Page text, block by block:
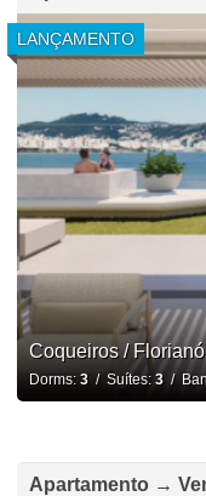
LANÇAMENTO
Coqueiros /
Dorms: 3/ Suítes: 3/
Apartamento →